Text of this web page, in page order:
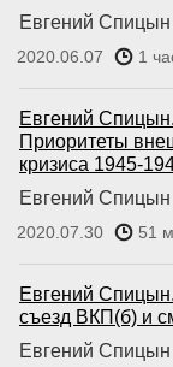
Евгений
2020.06.07 1
Евгений
Приоритеты
кризиса 1945-
Евгений Спицын
2020.07.30 51
Евгений
съезд ВКП(б) и
Евгений Спицын